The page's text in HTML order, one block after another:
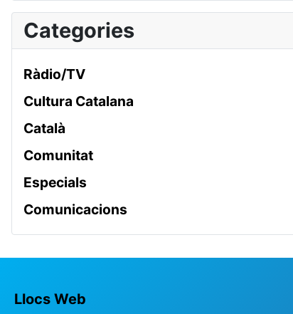
Categories
Ràdio/TV
Cultura Catalana
Català
Comunitat
Especials
Comunicacions
Llocs Web